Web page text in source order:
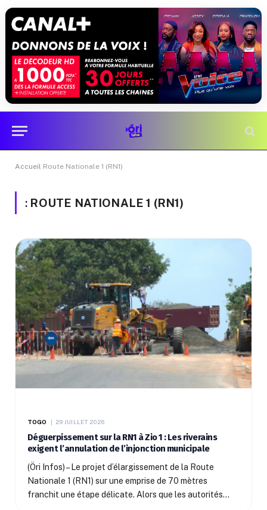
Accueil Route Nationale 1 (RN1)
: ROUTE NATIONALE 1 (RN1)
TOGO 29 JUILLET 2026
Déguerpissement sur la RN1 à Zio 1 : Les riverains
exigent l’annulation de l’injonction municipale
(Öri Infos) – Le projet d’élargissement de la Route
Nationale 1 (RN1) sur une emprise de 70 mètres
franchit une étape délicate. Alors que les autorités…